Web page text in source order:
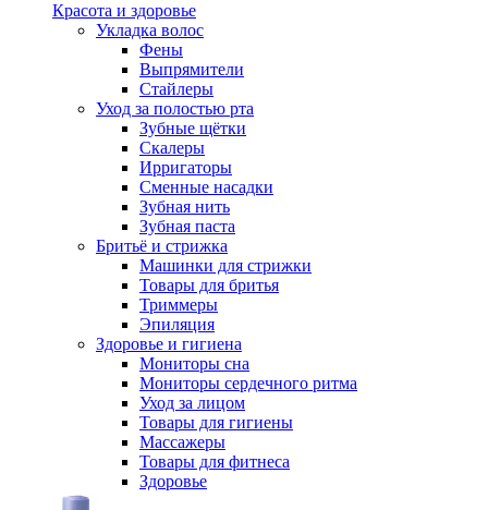
Красота и здоровье
Укладка волос
Фены
Выпрямители
Стайлеры
Уход за полостью рта
Зубные щётки
Скалеры
Ирригаторы
Сменные насадки
Зубная нить
Зубная паста
Бритьё и стрижка
Машинки для стрижки
Товары для бритья
Триммеры
Эпиляция
Здоровье и гигиена
Мониторы сна
Мониторы сердечного ритма
Уход за лицом
Товары для гигиены
Массажеры
Товары для фитнеса
Здоровье